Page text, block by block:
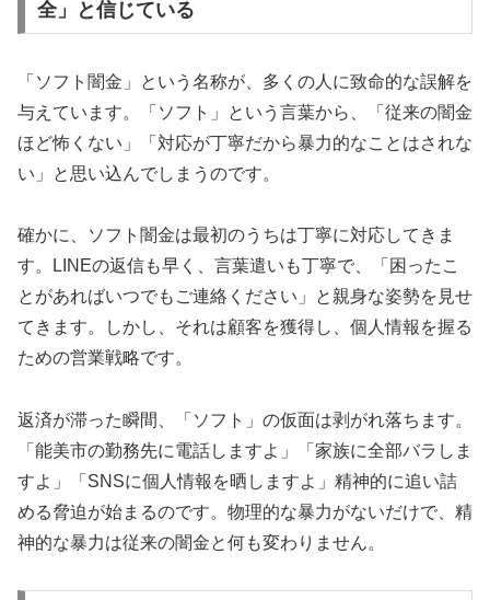
全」と信じている
「ソフト闇金」という名称が、多くの人に致命的な誤解を
与えています。「ソフト」という言葉から、「従来の闇金
ほど怖くない」「対応が丁寧だから暴力的なことはされな
い」と思い込んでしまうのです。
確かに、ソフト闇金は最初のうちは丁寧に対応してきま
す。LINEの返信も早く、言葉遣いも丁寧で、「困ったこ
とがあればいつでもご連絡ください」と親身な姿勢を見せ
てきます。しかし、それは顧客を獲得し、個人情報を握る
ための営業戦略です。
返済が滞った瞬間、「ソフト」の仮面は剥がれ落ちます。
「能美市の勤務先に電話しますよ」「家族に全部バラしま
すよ」「SNSに個人情報を晒しますよ」精神的に追い詰
める脅迫が始まるのです。物理的な暴力がないだけで、精
神的な暴力は従来の闇金と何も変わりません。